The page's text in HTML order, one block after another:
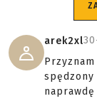
arek2xl
spędzony